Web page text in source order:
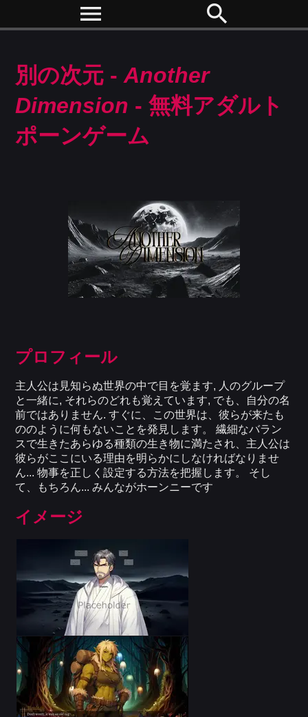
menu search
別の次元 -Another
Dimension - 無料アダルト
ポーンゲーム
プロフィール
主人公は見知らぬ世界の中で目を覚ます, 人のグループ
と一緒に, それらのどれも覚えています, でも、自分の名
前ではありません. すぐに、この世界は、彼らが来たも
ののように何もないことを発見します。 繊細なバラン
スで生きたあらゆる種類の生き物に満たされ、主人公は
彼らがここにいる理由を明らかにしなければなりませ
ん... 物事を正しく設定する方法を把握します。 そし
て、もちろん... みんながホーンニーです
イメージ